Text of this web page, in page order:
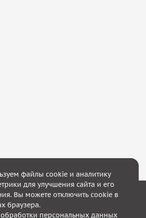
— в течение 10 минут мы с Вами свяжемся!
файлы cookie и аналитику
для улучшения сайта и его
Вы можете отключить cookie в
браузера.
персональных данных